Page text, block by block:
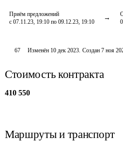
Приём предложений
с 07.11.23, 19:10 по 09.12.23, 19:10
67 Изменён 10 дек 2023. Создан 7 ноя
Стоимость контракта
410 550
Маршруты и транспорт